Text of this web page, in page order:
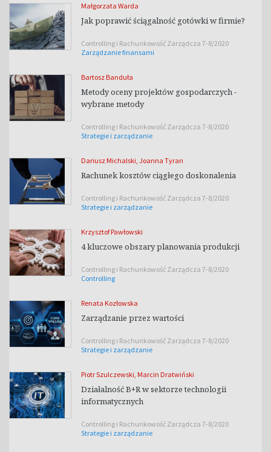
Małgorzata Warda
Jak poprawić ściągalność gotówki w firmie?
Controlling i Rachunkowość Zarządcza 7-8/2020
Zarządzanie finansami
Bartosz Banduła
Metody oceny projektów gospodarczych -
wybrane metody
Controlling i Rachunkowość Zarządcza 7-8/2020
Strategie i zarządzanie
Dariusz Michalski Joanna Tyran
Rachunek kosztów ciągłego doskonalenia
Controlling i Rachunkowość Zarządcza 7-8/2020
Strategie i zarządzanie
Krzysztof Pawłowski
4 kluczowe obszary planowania produkcji
Controlling i Rachunkowość Zarządcza 7-8/2020
Controlling
Renata Kozłowska
Zarządzanie przez wartości
Controlling i Rachunkowość Zarządcza 7-8/2020
Strategie i zarządzanie
Piotr Szulczewski Marcin Dratwiński
Działalność B+R w sektorze technologii
informatycznych
Controlling i Rachunkowość Zarządcza 7-8/2020
Strategie i zarządzanie